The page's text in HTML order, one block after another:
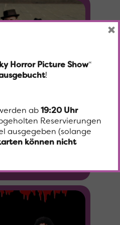
-
BROOKLYN
2026
Horror Picture Show“
!
ab19:20 Uhr
Reservierungen
ausgegeben (solange
können nicht
×